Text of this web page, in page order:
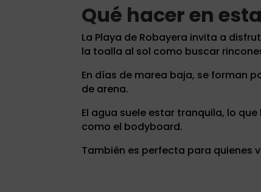
Qué hacer en
La Playa de Robayera invita a
la toalla al sol como buscar
En días de marea baja, se forman
de arena.
El agua suele estar tranquila, lo
como el bodyboard.
También es perfecta para quienes